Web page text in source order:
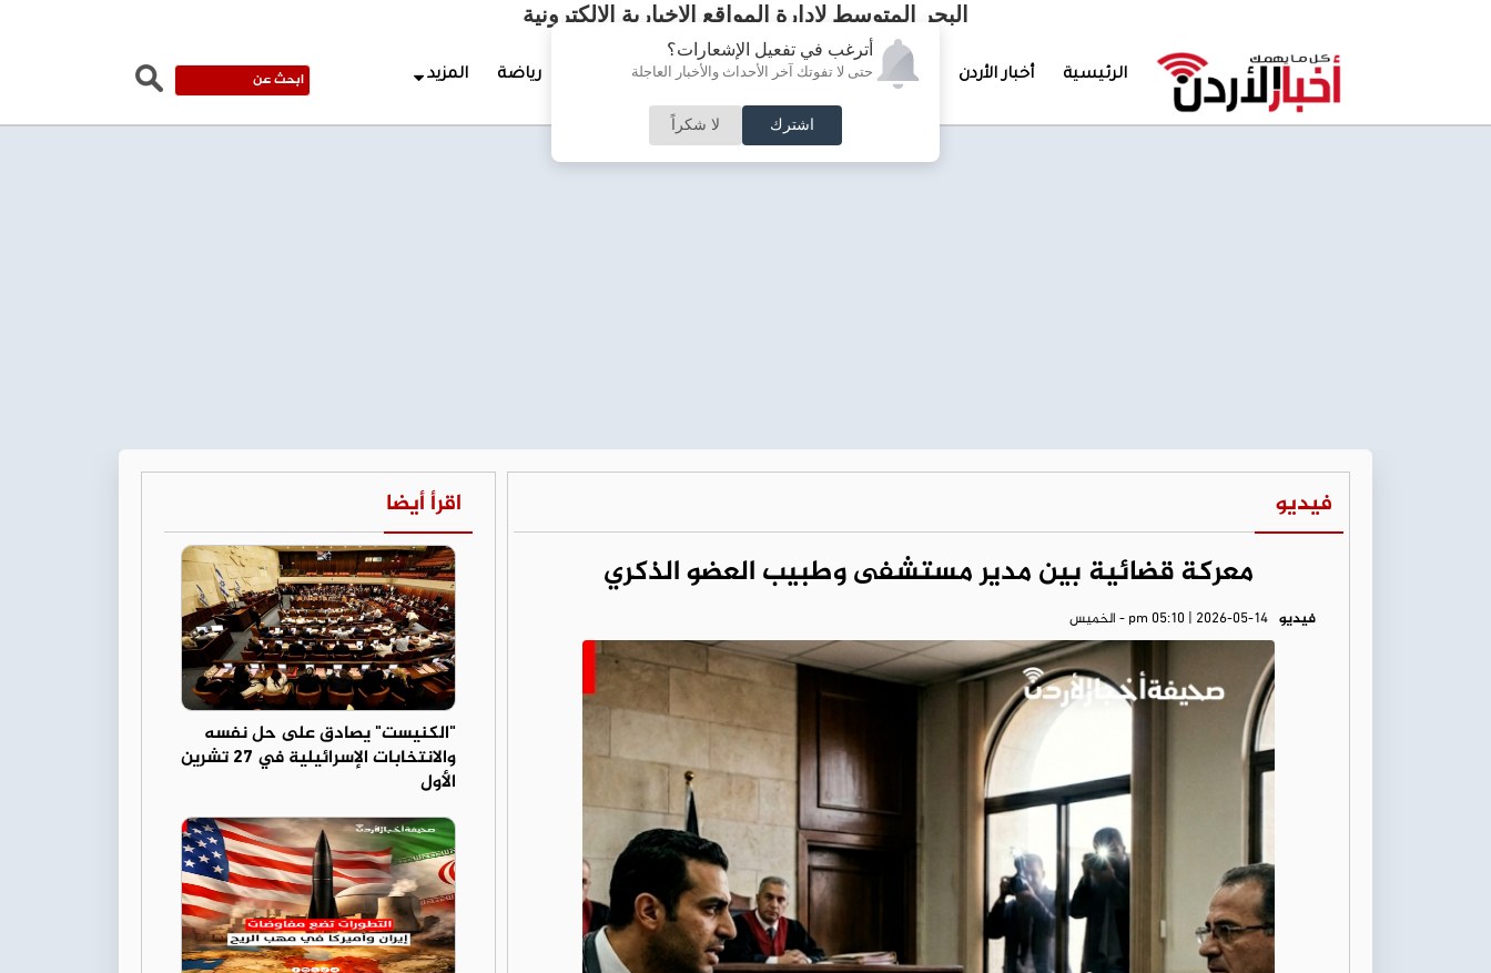
أترغب في تفعيل الإشعارات؟
حتى لا تفوتك آخر الأحداث والأخبار العاجلة
اشترك لا شكراً
البحر المتوسط لإدارة المواقع الإخبارية الالكترونية
الرئيسية أخبار الأردن تغطيات خاصة لقاء الأسبوع جرائم وحوادث رياضة المزيد
فيديو
معركة قضائية بين مدير مستشفى وطبيب العضو الذكري
فيديو pm 05:10 | 2026-05-14 - الخميس
اقرأ أيضا
"الكنيست" يصادق على حل نفسه
والانتخابات الإسرائيلية في 27 تشرين
الأول